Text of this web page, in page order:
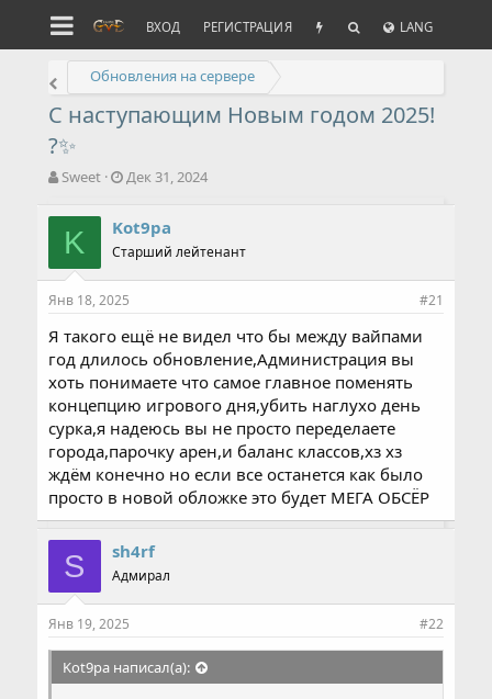
ВХОД РЕГИСТРАЦИЯ LANG
Обновления на сервере
С наступающим Новым годом 2025!
?✨
А
т
о
р
т
е
ы
Sweet
Д
а
н
ч
л
а
Дек 31, 2024
K Kot9pa
Старший лейтенант
Янв 18, 2025 #21
Я такого ещё не видел что бы между вайпами
год длилось обновление,Администрация вы
хоть понимаете что самое главное поменять
концепцию игрового дня,убить наглухо день
сурка,я надеюсь вы не просто переделаете
города,парочку арен,и баланс классов,хз хз
ждём конечно но если все останется как было
просто в новой обложке это будет МЕГА ОБСЁР
S sh4rf
Адмирал
Янв 19, 2025 #22
Kot9pa написал(а):